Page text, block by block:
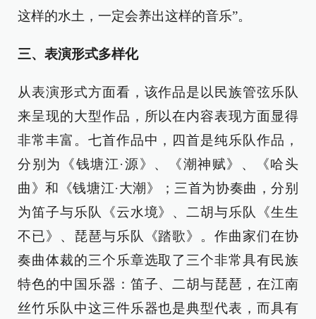
这样的水土，一定会养出这样的音乐”。
三、表演形式多样化
从表演形式方面看，该作品是以民族管弦乐队
来呈现的大型作品，所以在内容表现方面显得
非常丰富。七首作品中，四首是纯乐队作品，
分别为《钱塘江·源》、《潮神赋》、《哈头
曲》和《钱塘江·大潮》；三首为协奏曲，分别
为笛子与乐队《云水境》、二胡与乐队《生生
不已》、琵琶与乐队《踏歌》。作曲家们在协
奏曲体裁的三个乐章选取了三个非常具有民族
特色的中国乐器：笛子、二胡与琵琶，在江南
丝竹乐队中这三件乐器也是典型代表，而具有